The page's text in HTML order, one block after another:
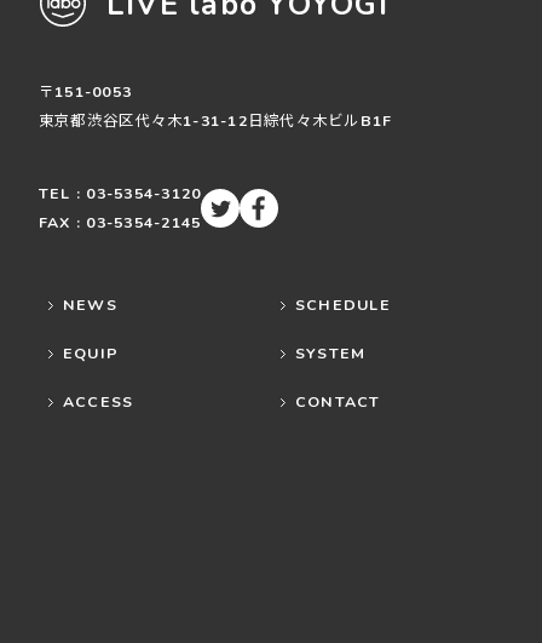
〒151-0053
東京都渋谷区代々木1-31-12日綜代々木ビルB1F
TEL : 03-5354-3120
FAX : 03-5354-2145
NEWS SCHEDULE
EQUIP SYSTEM
ACCESS CONTACT